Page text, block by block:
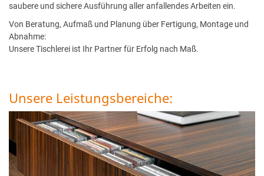
saubere und sichere Ausführung aller anfallendes Arbeiten ein.
Von Beratung, Aufmaß und Planung über Fertigung, Montage und
Abnahme:
Unsere Tischlerei ist Ihr Partner für Erfolg nach Maß.
Unsere Leistungsbereiche: